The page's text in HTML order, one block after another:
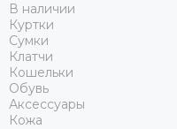
В наличии
Куртки
Сумки
Клатчи
Кошельки
Обувь
Аксессуары
Кожа